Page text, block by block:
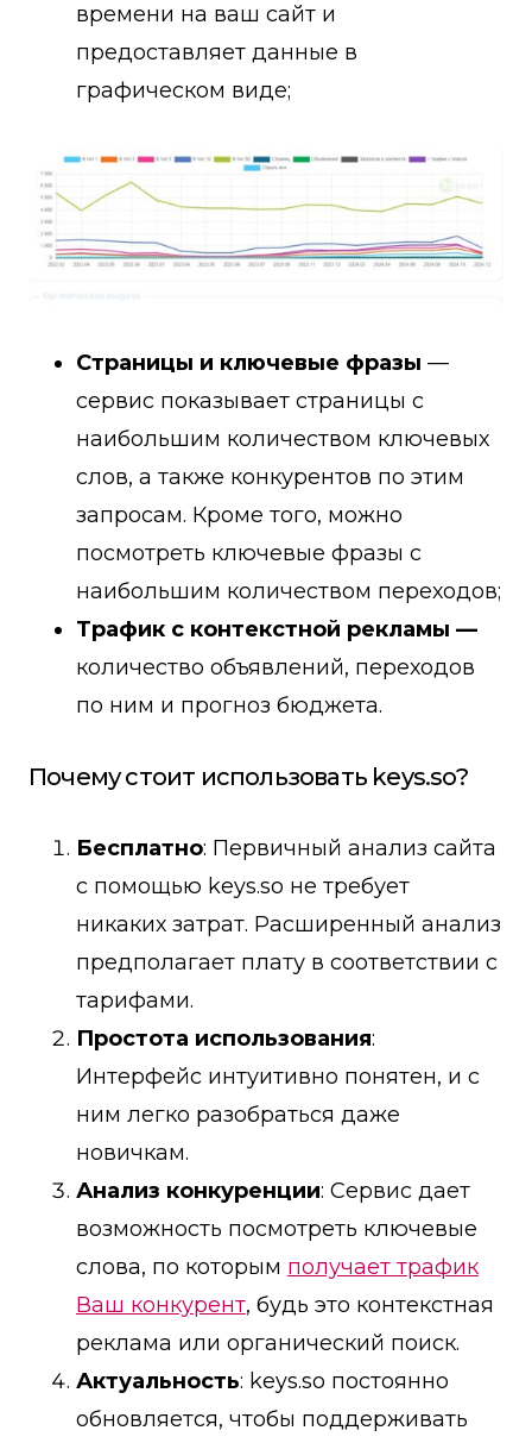
времени на ваш сайт и
предоставляет данные в
графическом виде;
Страницы и ключевые фразы —
сервис показывает страницы с
наибольшим количеством ключевых
слов, а также конкурентов по этим
запросам. Кроме того, можно
посмотреть ключевые фразы с
наибольшим количеством переходов;
Трафик с контекстной рекламы —
количество объявлений, переходов
по ним и прогноз бюджета.
Почему стоит использовать keys.so?
Бесплатно: Первичный анализ сайта
с помощью keys.so не требует
никаких затрат. Расширенный анализ
предполагает плату в соответствии с
тарифами.
Простота использования:
Интерфейс интуитивно понятен, и с
ним легко разобраться даже
новичкам.
Анализ конкуренции: Сервис дает
возможность посмотреть ключевые
слова, по которым получает трафик
Ваш конкурент, будь это контекстная
реклама или органический поиск.
Актуальность: keys.so постоянно
обновляется, чтобы поддерживать